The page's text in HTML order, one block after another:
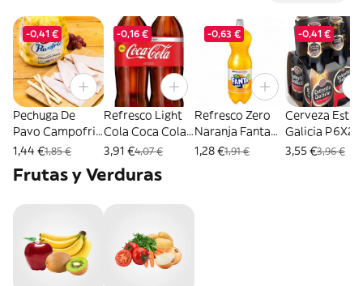
-0,41 €
Pechuga De
Pavo Campofrio
Al Corte (Aprox.
1,44 €1,85 €
-0,16 €
Refresco Light
Cola Coca Cola
Pet P-2 2L
3,91 €4,07 €
-0,63 €
Refresco Zero
Naranja Fanta
Pet 2Cl
1,28 €1,91 €
-0,41 €
Cerveza
Galicia
3,55 €3,96 €
Frutas y Verduras